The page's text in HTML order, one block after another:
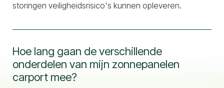
storingen veiligheidsrisico's kunnen opleveren.
Hoe lang gaan de verschillende
onderdelen van mijn zonnepanelen
carport mee?